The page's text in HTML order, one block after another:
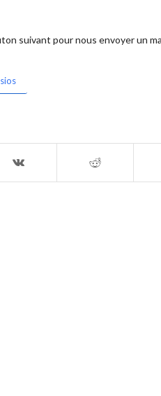
suivant pour nous envoyer un